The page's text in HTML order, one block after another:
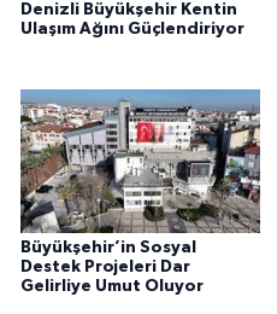
Denizli Büyükşehir Kentin
Ulaşım Ağını Güçlendiriyor
Büyükşehir’in Sosyal
Destek Projeleri Dar
Gelirliye Umut Oluyor